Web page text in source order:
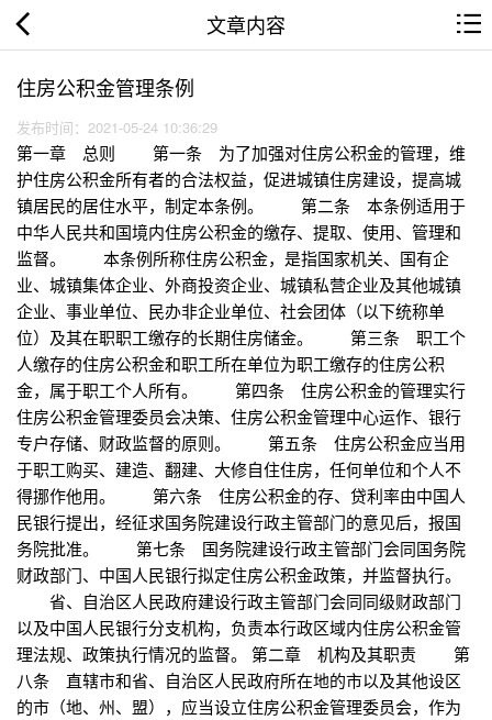
文章内容
住房公积金管理条例
发布时间：2021-05-24 10:36:29
第一章 总则 第一条 为了加强对住房公积金的管理，维
护住房公积金所有者的合法权益，促进城镇住房建设，提高城
镇居民的居住水平，制定本条例。 第二条 本条例适用于
中华人民共和国境内住房公积金的缴存、提取、使用、管理和
监督。 本条例所称住房公积金，是指国家机关、国有企
业、城镇集体企业、外商投资企业、城镇私营企业及其他城镇
企业、事业单位、民办非企业单位、社会团体（以下统称单
位）及其在职职工缴存的长期住房储金。 第三条 职工个
人缴存的住房公积金和职工所在单位为职工缴存的住房公积
金，属于职工个人所有。 第四条 住房公积金的管理实行
住房公积金管理委员会决策、住房公积金管理中心运作、银行
专户存储、财政监督的原则。 第五条 住房公积金应当用
于职工购买、建造、翻建、大修自住住房，任何单位和个人不
得挪作他用。 第六条 住房公积金的存、贷利率由中国人
民银行提出，经征求国务院建设行政主管部门的意见后，报国
务院批准。 第七条 国务院建设行政主管部门会同国务院
财政部门、中国人民银行拟定住房公积金政策，并监督执行。
省、自治区人民政府建设行政主管部门会同同级财政部门
以及中国人民银行分支机构，负责本行政区域内住房公积金管
理法规、政策执行情况的监督。 第二章 机构及其职责 第
八条 直辖市和省、自治区人民政府所在地的市以及其他设区
的市（地、州、盟），应当设立住房公积金管理委员会，作为